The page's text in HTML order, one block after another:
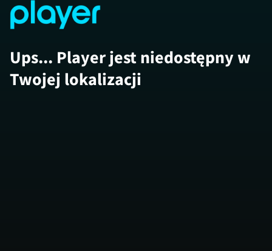
Ups... Player jest niedostępny w
Twojej lokalizacji